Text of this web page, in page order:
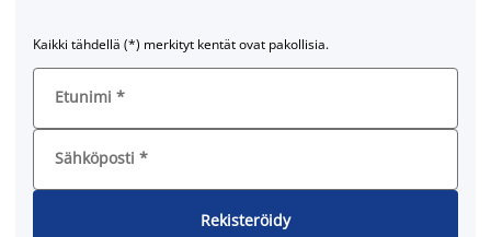
Kaikki tähdellä (*) merkityt kentät ovat pakollisia.
Etunimi *
Sähköposti *
Rekisteröidy